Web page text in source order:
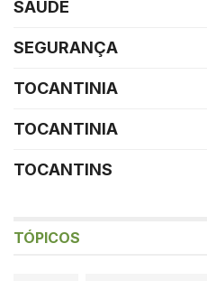
SAÚDE
SEGURANÇA
TOCANTINIA
TOCANTINIA
TOCANTINS
TÓPICOS